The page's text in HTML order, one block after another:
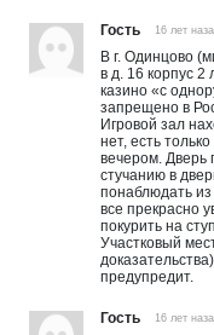
Гость 16 лет
В г. Одинцово
в д. 16 корпус 2
казино «с
запрещено в
Игровой зал
нет, есть
вечером. Дверь
стучанию в
понаблюдать
все прекрасно
покурить на
Участковый
предупредит.
Гость 16 лет